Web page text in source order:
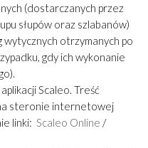
(dostarczanych przez
słupów oraz szlabanów)
otrzymanych po
gdy ich wykonanie
Scaleo. Treść
steronie internetowej
linki: Scaleo Online /